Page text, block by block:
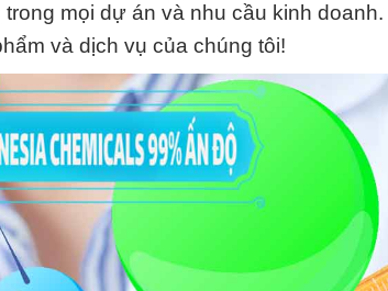
mọi dự án và nhu cầu kinh
và dịch vụ của chúng tôi!